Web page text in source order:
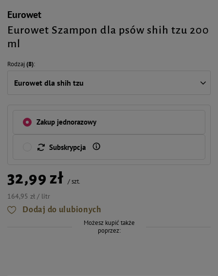
Eurowet
Eurowet Szampon dla psów shih tzu 200
ml
Rodzaj(8)
Eurowet dla shih tzu
Zakup jednorazowy
Subskrypcja
32,99 zł /szt.
164,95 zł / litr
Dodaj do ulubionych
Możesz kupić także
poprzez: